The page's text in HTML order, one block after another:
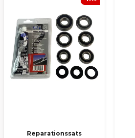
Reparationssats
Skicka en fråga